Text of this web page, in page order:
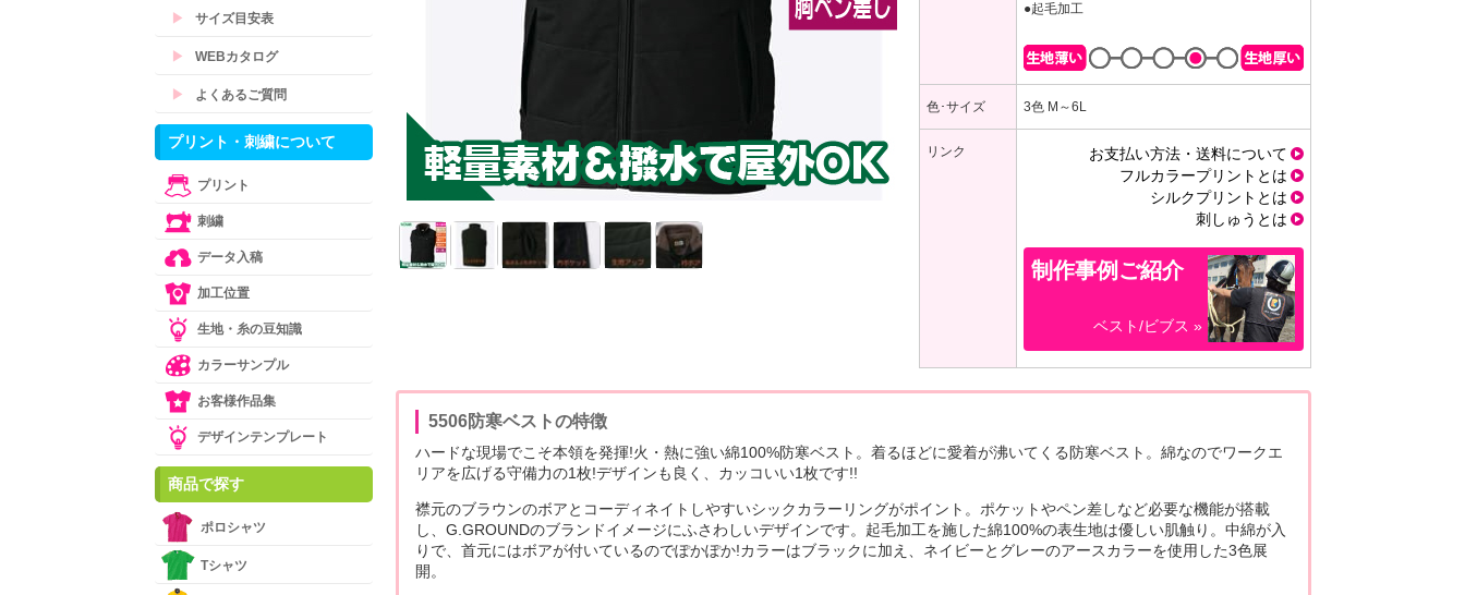
●起毛加工
色･サイズ 3色 M～6L
リンク
お支払い方法・送料について
フルカラープリントとは
シルクプリントとは
刺しゅうとは
制作事例ご紹介
ベスト/ビブス »
5506防寒ベストの特徴
ハードな現場でこそ本領を発揮!火・熱に強い綿100%防寒ベスト。着るほどに愛着が沸いてくる防寒ベスト。綿なのでワークエ
リアを広げる守備力の1枚!デザインも良く、カッコいい1枚です!!
襟元のブラウンのボアとコーディネイトしやすいシックカラーリングがポイント。ポケットやペン差しなど必要な機能が搭載
し、G.GROUNDのブランドイメージにふさわしいデザインです。起毛加工を施した綿100%の表生地は優しい肌触り。中綿が入
りで、首元にはボアが付いているのでぽかぽか!カラーはブラックに加え、ネイビーとグレーのアースカラーを使用した3色展
開。
▶ サイズ目安表
▶ WEBカタログ
▶ よくあるご質問
プリント・刺繍について
プリント
刺繍
データ入稿
加工位置
生地・糸の豆知識
カラーサンプル
お客様作品集
デザインテンプレート
商品で探す
ポロシャツ
Tシャツ